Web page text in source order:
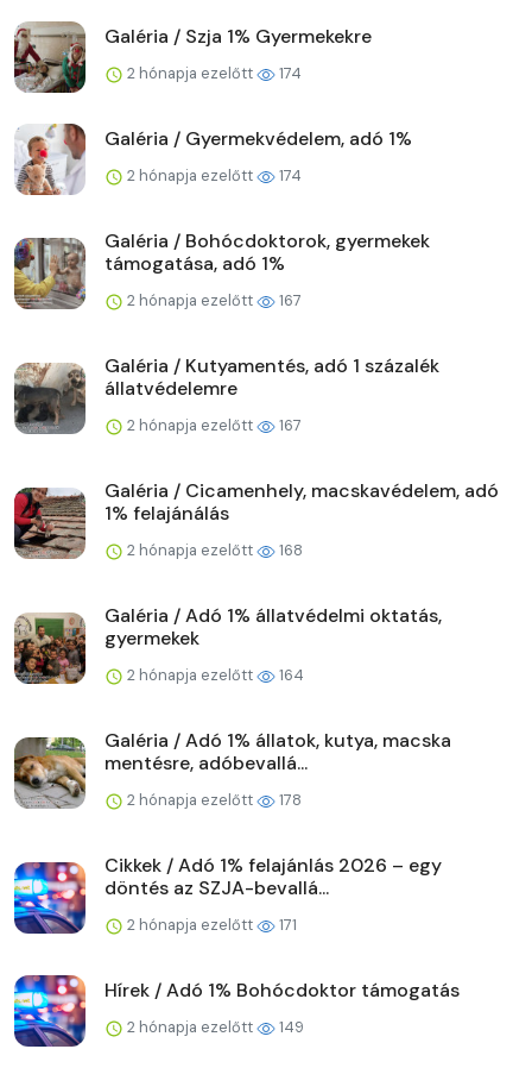
Galéria / Szja 1% Gyermekekre
2 hónapja ezelőtt 174
Galéria / Gyermekvédelem, adó 1%
2 hónapja ezelőtt 174
Galéria / Bohócdoktorok, gyermekek
támogatása, adó 1%
2 hónapja ezelőtt 167
Galéria / Kutyamentés, adó 1 százalék
állatvédelemre
2 hónapja ezelőtt 167
Galéria / Cicamenhely, macskavédelem, adó
1% felajánálás
2 hónapja ezelőtt 168
Galéria / Adó 1% állatvédelmi oktatás,
gyermekek
2 hónapja ezelőtt 164
Galéria / Adó 1% állatok, kutya, macska
mentésre, adóbevallá...
2 hónapja ezelőtt 178
Cikkek / Adó 1% felajánlás 2026 – egy
döntés az SZJA-bevallá...
2 hónapja ezelőtt 171
Hírek / Adó 1% Bohócdoktor támogatás
2 hónapja ezelőtt 149